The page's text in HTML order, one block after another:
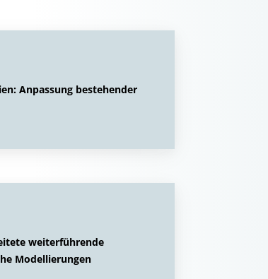
Anpassung bestehender
weiterführende
Modellierungen